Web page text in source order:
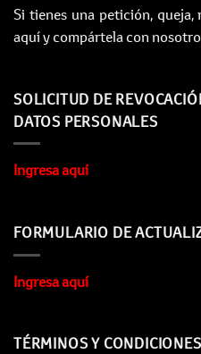
Si tienes una petición, queja,
aquí y compártela con
SOLICITUD DE
DATOS PERSONALES
Ingresa aquí
FORMULARIO DE
Ingresa aquí
TÉRMINOS Y CONDICIONES